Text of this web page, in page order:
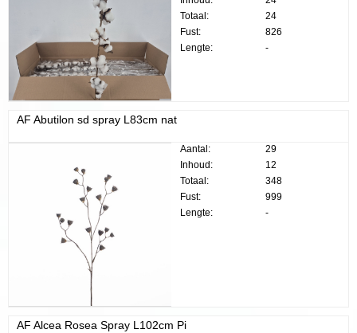
Totaal:
24
Fust:
826
Lengte:
-
AF Abutilon sd spray L83cm nat
Aantal:
29
Inhoud:
12
Totaal:
348
Fust:
999
Lengte:
-
AF Alcea Rosea Spray L102cm Pi